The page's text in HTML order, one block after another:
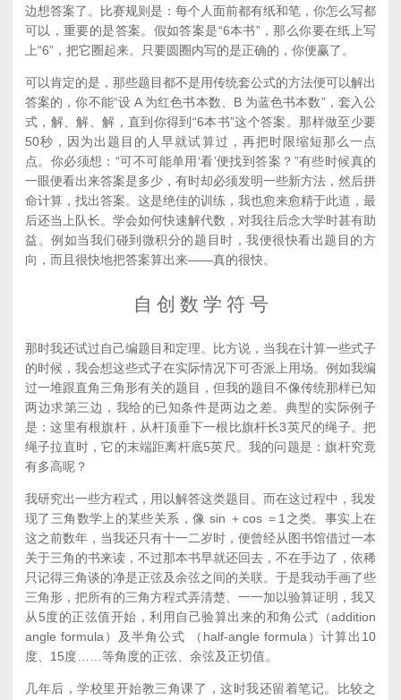
边想答案了。比赛规则是：每个人面前都有纸和笔，你怎么写都
可以，重要的是答案。假如答案是“6本书”，那么你要在纸上写
上“6”，把它圈起来。只要圆圈内写的是正确的，你便赢了。
可以肯定的是，那些题目都不是用传统套公式的方法便可以解出
答案的，你不能“设 A 为红色书本数、B 为蓝色书本数”，套入公
式，解、解、解，直到你得到“6本书”这个答案。那样做至少要
50秒，因为出题目的人早就试算过，再把时限缩短那么一点
点。你必须想：“可不可能单用‘看’便找到答案？”有些时候真的
一眼便看出来答案是多少，有时却必须发明一些新方法，然后拼
命计算，找出答案。这是绝佳的训练，我也愈来愈精于此道，最
后还当上队长。学会如何快速解代数，对我往后念大学时甚有助
益。例如当我们碰到微积分的题目时，我便很快看出题目的方
向，而且很快地把答案算出来——真的很快。
自 创 数 学 符 号
那时我还试过自己编题目和定理。比方说，当我在计算一些式子
的时候，我会想这些式子在实际情况下可否派上用场。例如我编
过一堆跟直角三角形有关的题目，但我的题目不像传统那样已知
两边求第三边，我给的已知条件是两边之差。典型的实际例子
是：这里有根旗杆，从杆顶垂下一根比旗杆长3英尺的绳子。把
绳子拉直时，它的末端距离杆底5英尺。我的问题是：旗杆究竟
有多高呢？
我研究出一些方程式，用以解答这类题目。而在这过程中，我发
现了三角数学上的某些关系，像 sin ＋cos ＝1之类。事实上在
这之前数年，当我还只有十一二岁时，便曾经从图书馆借过一本
关于三角的书来读，不过那本书早就还回去，不在手边了，依稀
只记得三角谈的净是正弦及余弦之间的关联。于是我动手画了些
三角形，把所有的三角方程式弄清楚、一一加以验算证明，我又
从5度的正弦值开始，利用自己验算出来的和角公式（addition
angle formula）及半角公式 （half-angle formula）计算出10
度、15度……等角度的正弦、余弦及正切值。
几年后，学校里开始教三角课了，这时我还留着笔记。比较之